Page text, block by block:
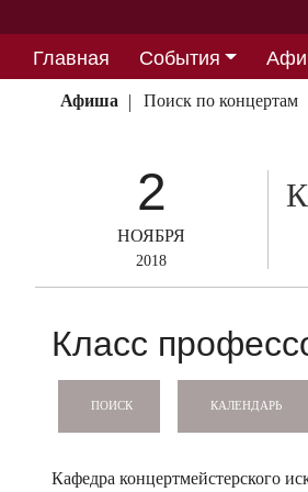
Главная События
Партнерство
Афиша Поиск по концертам
2
НОЯБРЯ
2018
Класс
ПОИСК КАЛЕНДАРЬ
Кафедра концертмейстерского